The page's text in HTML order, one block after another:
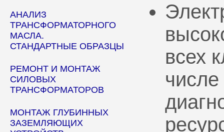
АНАЛИЗ
ТРАНСФОРМАТОРНОГО
МАСЛА.
СТАНДАРТНЫЕ ОБРАЗЦЫ
РЕМОНТ И МОНТАЖ
СИЛОВЫХ
ТРАНСФОРМАТОРОВ
МОНТАЖ ГЛУБИННЫХ
ЗАЗЕМЛЯЮЩИХ
всех